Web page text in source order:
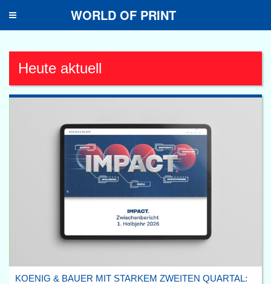
Toggle
WORLD OF PRINT
Heute aktuell
KOENIG & BAUER MIT STARKEM ZWEITEN QUARTAL: